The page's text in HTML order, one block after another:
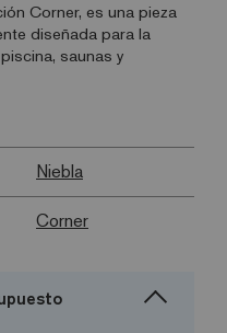
Corner, es una pieza
diseñada para la
saunas y
Niebla
Corner